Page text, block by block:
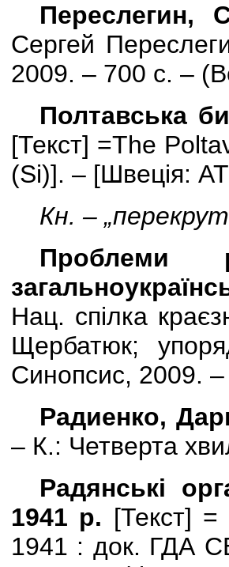
Переслегин,
Сергей
2009. – 700 с. –
Полтавська
[Текст] =The
(Si)]. – [Швеція:
Кн. –
Проблеми
Нац. спілка
Щербатюк;
Синопсис, 2009. –
Радиенко,
– К.: Четверта
Радянські
1941 р. [Текст] =
1941 : док. ГДА